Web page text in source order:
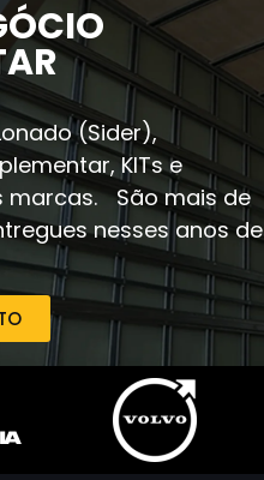
(Sider),
KITs e
marcas. São mais de
nesses anos de